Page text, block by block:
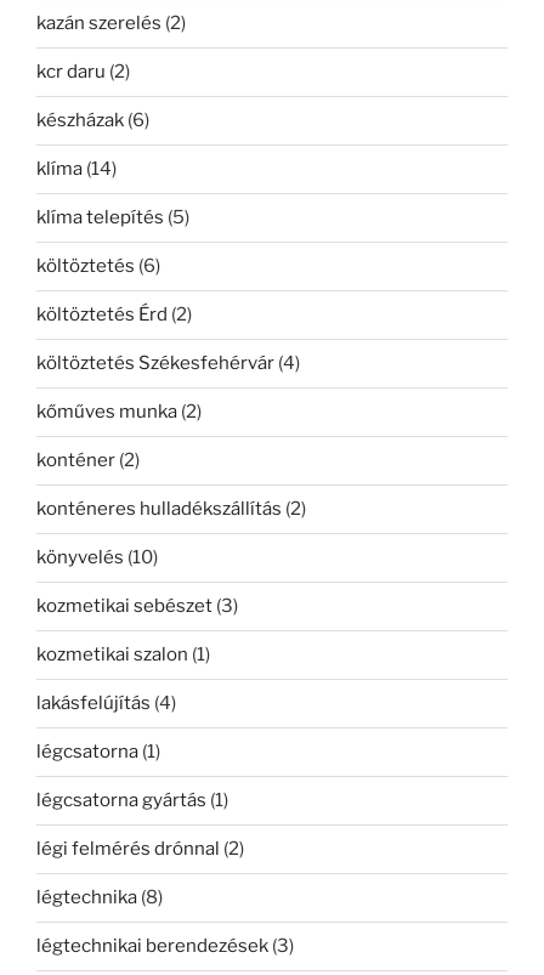
kazán szerelés (2)
kcr daru (2)
készházak (6)
klíma (14)
klíma telepítés (5)
költöztetés (6)
költöztetés Érd (2)
költöztetés Székesfehérvár (4)
kőműves munka (2)
konténer (2)
konténeres hulladékszállítás (2)
könyvelés (10)
kozmetikai sebészet (3)
kozmetikai szalon (1)
lakásfelújítás (4)
légcsatorna (1)
légcsatorna gyártás (1)
légi felmérés drónnal (2)
légtechnika (8)
légtechnikai berendezések (3)